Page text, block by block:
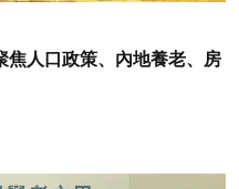
焦人口政策、內地養老、房